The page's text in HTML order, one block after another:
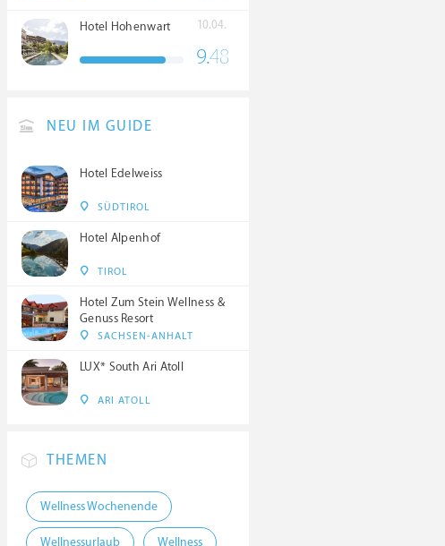
Hotel Hohenwart 10.04.
9.48
NEU IM GUIDE
Hotel Edelweiss
SÜDTIROL
Hotel Alpenhof
TIROL
Hotel Zum Stein Wellness &
Genuss Resort
SACHSEN-ANHALT
LUX* South Ari Atoll
ARI ATOLL
THEMEN
Wellness Wochenende
Wellnessurlaub Wellness